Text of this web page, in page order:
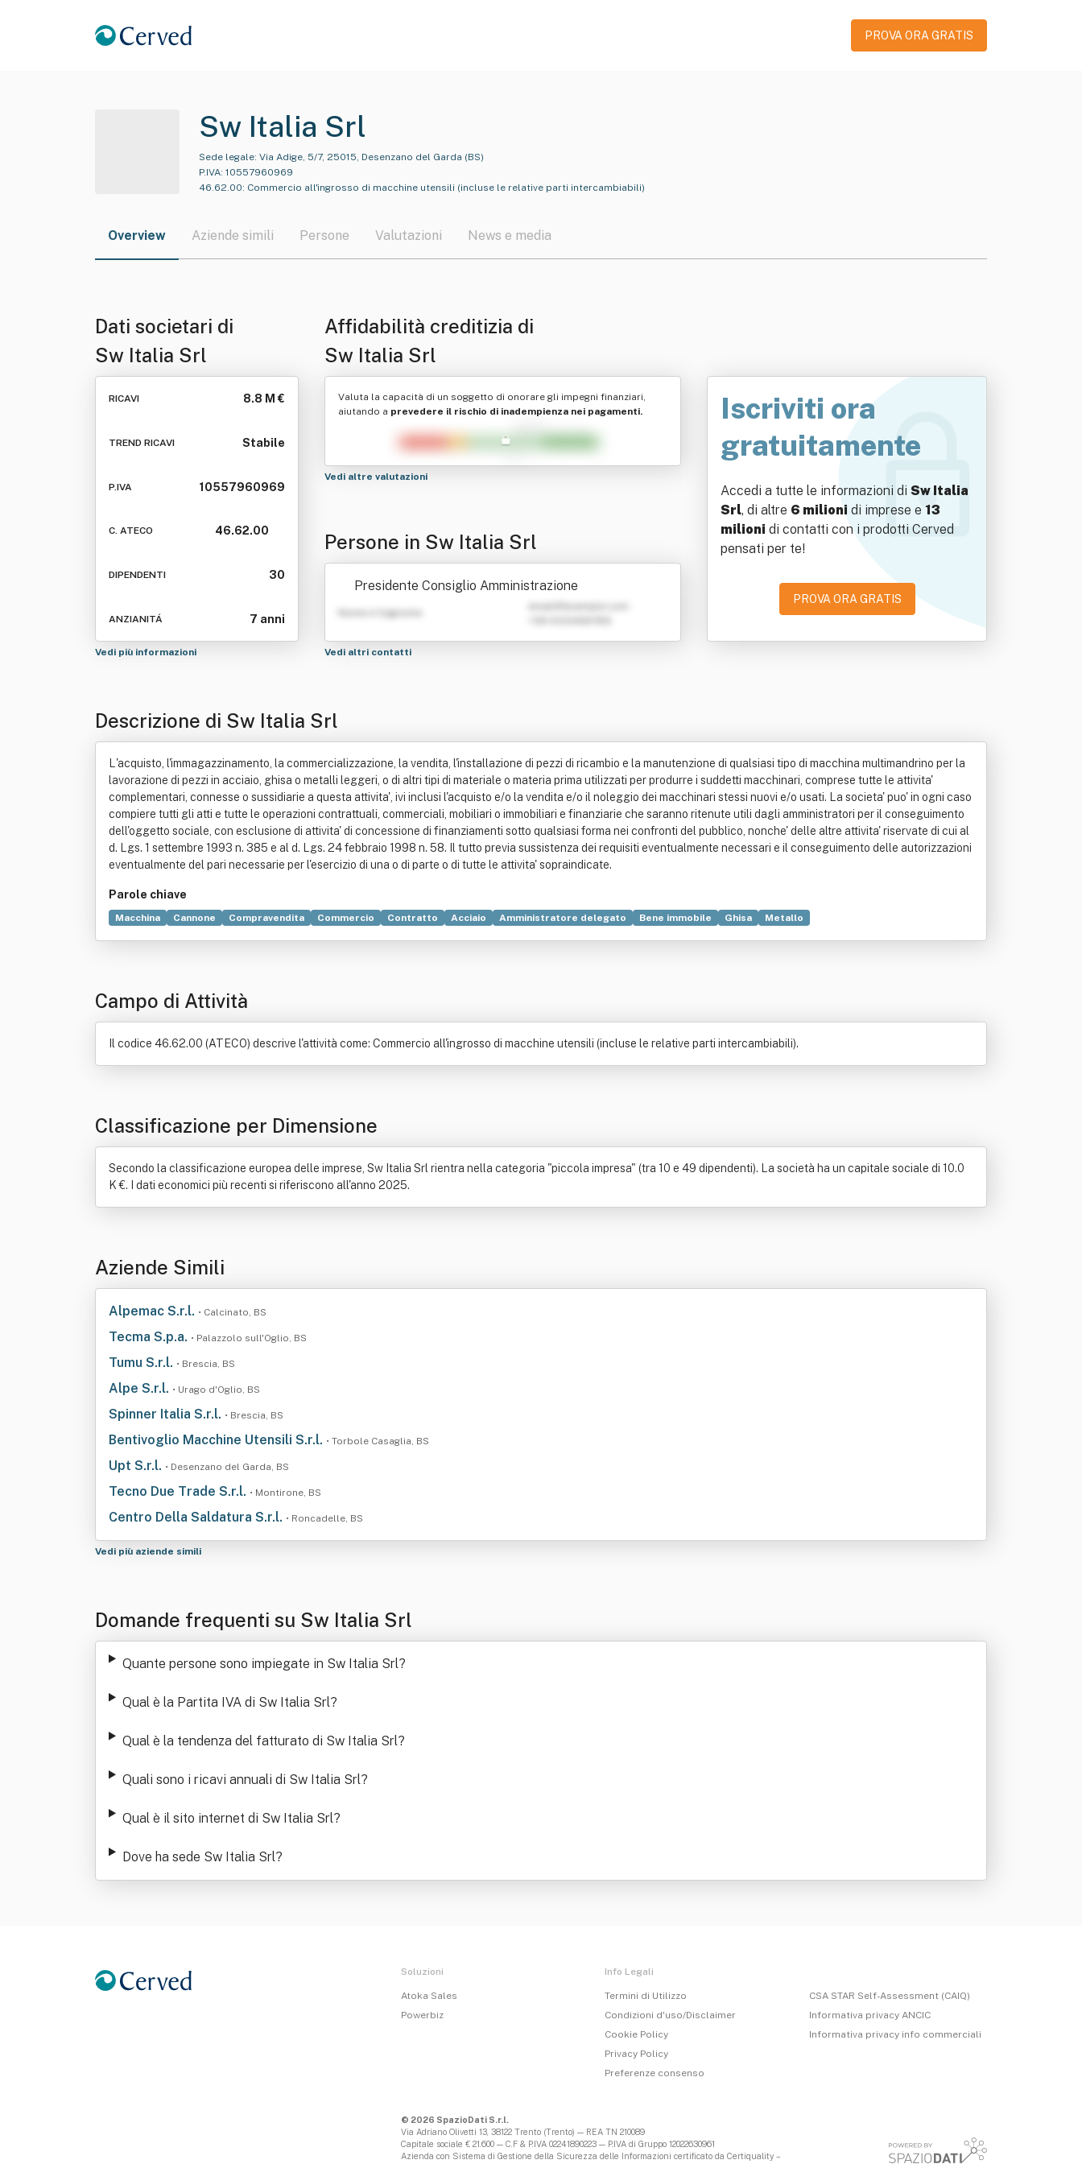
PROVA ORA GRATIS
Sw Italia Srl
Sede legale: Via Adige, 5/7, 25015, Desenzano del Garda (BS)
P.IVA: 10557960969
46.62.00: Commercio all'ingrosso di macchine utensili (incluse le relative parti intercambiabili)
Overview Aziende simili Persone Valutazioni News e media
Dati societari di
Sw Italia Srl
RICAVI 8.8 M €
TREND RICAVI Stabile
P.IVA 10557960969
C. ATECO 46.62.00
DIPENDENTI 30
ANZIANITÁ 7 anni
Vedi più informazioni
Affidabilità creditizia di
Sw Italia Srl
Valuta la capacità di un soggetto di onorare gli impegni finanziari,
aiutando a prevedere il rischio di inadempienza nei pagamenti.
Vedi altre valutazioni
Persone in Sw Italia Srl
Presidente Consiglio Amministrazione
Nome e Cognome
Vedi altri contatti
Iscriviti ora
gratuitamente
Accedi a tutte le informazioni di Sw Italia
Srl, di altre 6 milioni di imprese e 13
milioni di contatti con i prodotti Cerved
pensati per te!
PROVA ORA GRATIS
Descrizione di Sw Italia Srl
L'acquisto, l'immagazzinamento, la commercializzazione, la vendita, l'installazione di pezzi di ricambio e la manutenzione di qualsiasi tipo di macchina multimandrino per la
lavorazione di pezzi in acciaio, ghisa o metalli leggeri, o di altri tipi di materiale o materia prima utilizzati per produrre i suddetti macchinari, comprese tutte le attivita'
complementari, connesse o sussidiarie a questa attivita', ivi inclusi l'acquisto e/o la vendita e/o il noleggio dei macchinari stessi nuovi e/o usati. La societa' puo' in ogni caso
compiere tutti gli atti e tutte le operazioni contrattuali, commerciali, mobiliari o immobiliari e finanziarie che saranno ritenute utili dagli amministratori per il conseguimento
dell'oggetto sociale, con esclusione di attivita' di concessione di finanziamenti sotto qualsiasi forma nei confronti del pubblico, nonche' delle altre attivita' riservate di cui al
d. Lgs. 1 settembre 1993 n. 385 e al d. Lgs. 24 febbraio 1998 n. 58. Il tutto previa sussistenza dei requisiti eventualmente necessari e il conseguimento delle autorizzazioni
eventualmente del pari necessarie per l'esercizio di una o di parte o di tutte le attivita' sopraindicate.
Parole chiave
Macchina Cannone Compravendita Commercio Contratto Acciaio Amministratore delegato Bene immobile Ghisa Metallo
Campo di Attività
Il codice 46.62.00 (ATECO) descrive l'attività come: Commercio all'ingrosso di macchine utensili (incluse le relative parti intercambiabili).
Classificazione per Dimensione
Secondo la classificazione europea delle imprese, Sw Italia Srl rientra nella categoria "piccola impresa" (tra 10 e 49 dipendenti). La società ha un capitale sociale di 10.0
K €. I dati economici più recenti si riferiscono all'anno 2025.
Aziende Simili
Alpemac S.r.l. • Calcinato, BS
Tecma S.p.a. • Palazzolo sull'Oglio, BS
Tumu S.r.l. • Brescia, BS
Alpe S.r.l. • Urago d'Oglio, BS
Spinner Italia S.r.l. • Brescia, BS
Bentivoglio Macchine Utensili S.r.l. • Torbole Casaglia, BS
Upt S.r.l. • Desenzano del Garda, BS
Tecno Due Trade S.r.l. • Montirone, BS
Centro Della Saldatura S.r.l. • Roncadelle, BS
Vedi più aziende simili
Domande frequenti su Sw Italia Srl
Quante persone sono impiegate in Sw Italia Srl?
Qual è la Partita IVA di Sw Italia Srl?
Qual è la tendenza del fatturato di Sw Italia Srl?
Quali sono i ricavi annuali di Sw Italia Srl?
Qual è il sito internet di Sw Italia Srl?
Dove ha sede Sw Italia Srl?
Soluzioni
Atoka Sales
Powerbiz
Info Legali
Termini di Utilizzo
Condizioni d'uso/Disclaimer
Cookie Policy
Privacy Policy
Preferenze consenso
CSA STAR Self-Assessment (CAIQ)
Informativa privacy ANCIC
Informativa privacy info commerciali
© 2026 SpazioDati S.r.l.
Via Adriano Olivetti 13, 38122 Trento (Trento) — REA TN 210089
Capitale sociale € 21.600 — C.F & P.IVA 02241890223 — P.IVA di Gruppo 12022630961
Azienda con Sistema di Gestione della Sicurezza delle Informazioni certificato da Certiquality –